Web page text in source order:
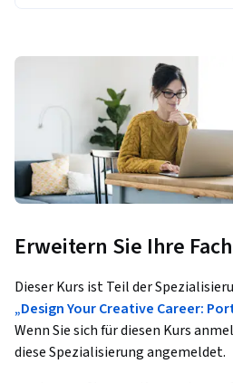
Erweitern Sie Ihre
Dieser Kurs ist Teil der
„Design Your Creative Career:
Wenn Sie sich für diesen Kurs
diese Spezialisierung angemeldet.